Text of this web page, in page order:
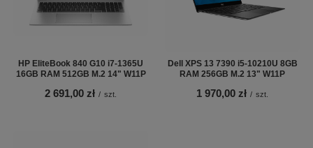
HP EliteBook 840 G10 i7-1365U
16GB RAM 512GB M.2 14" W11P
2 691,00 zł / szt.
Dell XPS 13 7390 i5-10210U 8GB
RAM 256GB M.2 13" W11P
1 970,00 zł / szt.